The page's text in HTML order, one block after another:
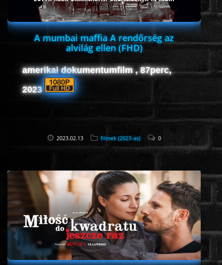
A mumbai maffia A rendőrség az
alvilág ellen (FHD)
amerikai dokumentumfilm , 87perc,
2023
2023.02.13 filmek (2023-as) 0